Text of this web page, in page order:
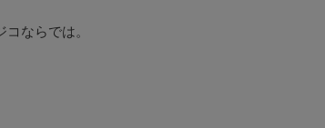
ならでは。